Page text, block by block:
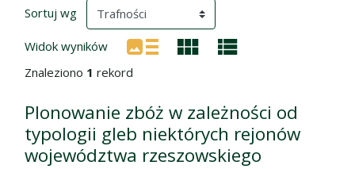
Sortuj wg (automatyczne przeładowanie treści)
Widok wyników
Znaleziono 1 rekord
Plonowanie zbóż w zależności od
typologii gleb niektórych rejonów
województwa rzeszowskiego